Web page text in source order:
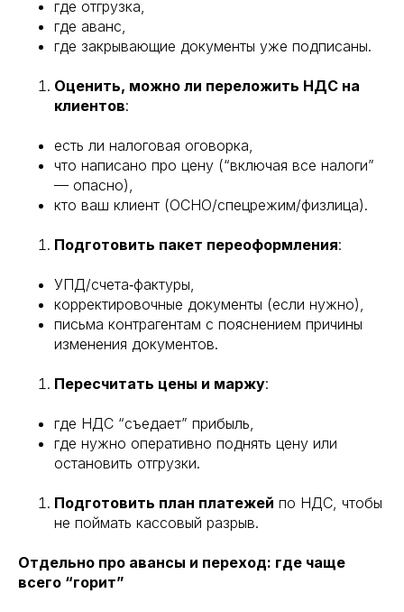
где отгрузка,
где аванс,
где закрывающие документы уже подписаны.
Оценить, можно ли переложить НДС на
клиентов:
есть ли налоговая оговорка,
что написано про цену (“включая все налоги”
— опасно),
кто ваш клиент (ОСНО/спецрежим/физлица).
Подготовить пакет переоформления:
УПД/счета‑фактуры,
корректировочные документы (если нужно),
письма контрагентам с пояснением причины
изменения документов.
Пересчитать цены и маржу:
где НДС “съедает” прибыль,
где нужно оперативно поднять цену или
остановить отгрузки.
Подготовить план платежей по НДС, чтобы
не поймать кассовый разрыв.
Отдельно про авансы и переход: где чаще
всего “горит”